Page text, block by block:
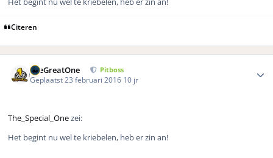
Citeren
TheGreatOne Pitboss
Geplaatst23 februari 2016 10 jr
The_Special_Onezei:
Het begint nu wel te kriebelen, heb er zin an!